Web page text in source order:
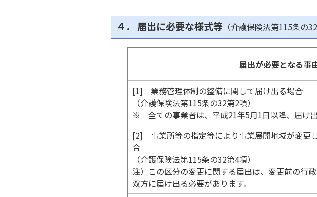
海草振興局健康福祉部総務福祉課
那賀振興局健康福祉部総務福祉課
〒
伊都振興局健康福祉部総務福祉課
有田振興局健康福祉部総務福祉課
４． 届出に必要な様式等 （介護保険法第115条の
届出が必要となる事
[1] 業務管理体制の整備に関して届け出る場合
（介護保険法第115条の32第2項）
※ 全ての事業者は、平成21年5月1日以降、届け出
[2] 事業所等の指定等により事業展開地域が変更
合
（介護保険法第115条の32第4項）
注）この区分の変更に関する届出は、変更前の行
双方に届け出る必要があります。